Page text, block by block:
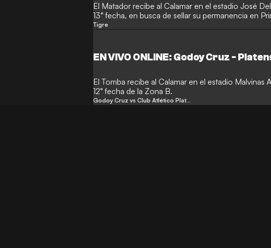
El Matador recibe al Calamar en el estadio José
13° fecha, en busca de sellar su permanencia en
Tigre
EN VIVO ONLINE: Godoy Cruz -
El Tomba recibe al Calamar en el estadio Malvinas
12° fecha de la Zona B.
Godoy Cruz vs Club Atlético Platense